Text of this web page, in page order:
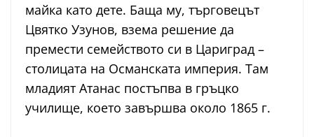
майка като дете. Баща му, търговецът
Цвятко Узунов, взема решение да
премести семейството си в Цариград –
столицата на Османската империя. Там
младият Атанас постъпва в гръцко
училище, което завършва около 1865 г.